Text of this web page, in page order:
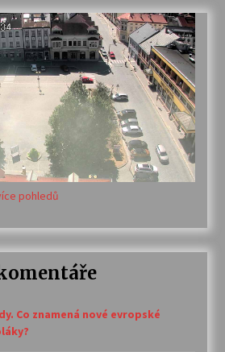
pohledů
Co znamená nové evropské